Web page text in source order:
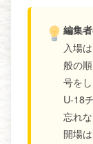
編集
入場
般の
号を
U-18
忘れ
開場